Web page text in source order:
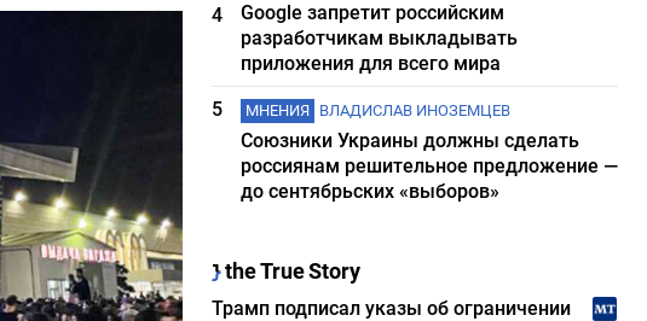
4
Google запретит российским
разработчикам выкладывать
приложения для всего мира
5
МНЕНИЯ ВЛАДИСЛАВ ИНОЗЕМЦЕВ
Союзники Украины должны сделать
россиянам решительное предложение —
до сентябрьских «выборов»